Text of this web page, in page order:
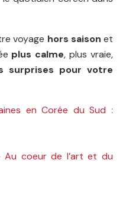
voyage hors saison et
plus calme, plus vraie,
surprises pour votre
en Corée du Sud :
Au coeur de l’art et du